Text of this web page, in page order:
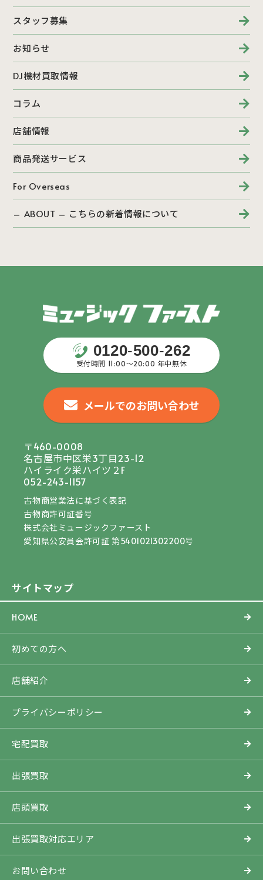
スタッフ募集
お知らせ
DJ機材買取情報
コラム
店舗情報
商品発送サービス
For Overseas
– ABOUT – こちらの新着情報について
サイトマップ
HOME
初めての方へ
店舗紹介
プライバシーポリシー
宅配買取
出張買取
店頭買取
出張買取対応エリア
お問い合わせ
0120-500-262
受付時間 11:00〜20:00 年中無休
メールでのお問い合わせ
〒460-0008
名古屋市中区栄3丁目23-12
ハイライク栄ハイツ２F
052-243-1157
古物商営業法に基づく表記
古物商許可証番号
株式会社ミュージックファースト
愛知県公安員会許可証 第5401021302200号